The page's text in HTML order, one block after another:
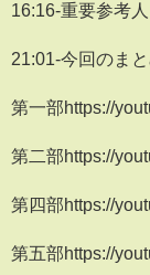
16:16-重要参考
21:01-今回のま
第一部https://
第二部https://
第四部https://
第五部https://